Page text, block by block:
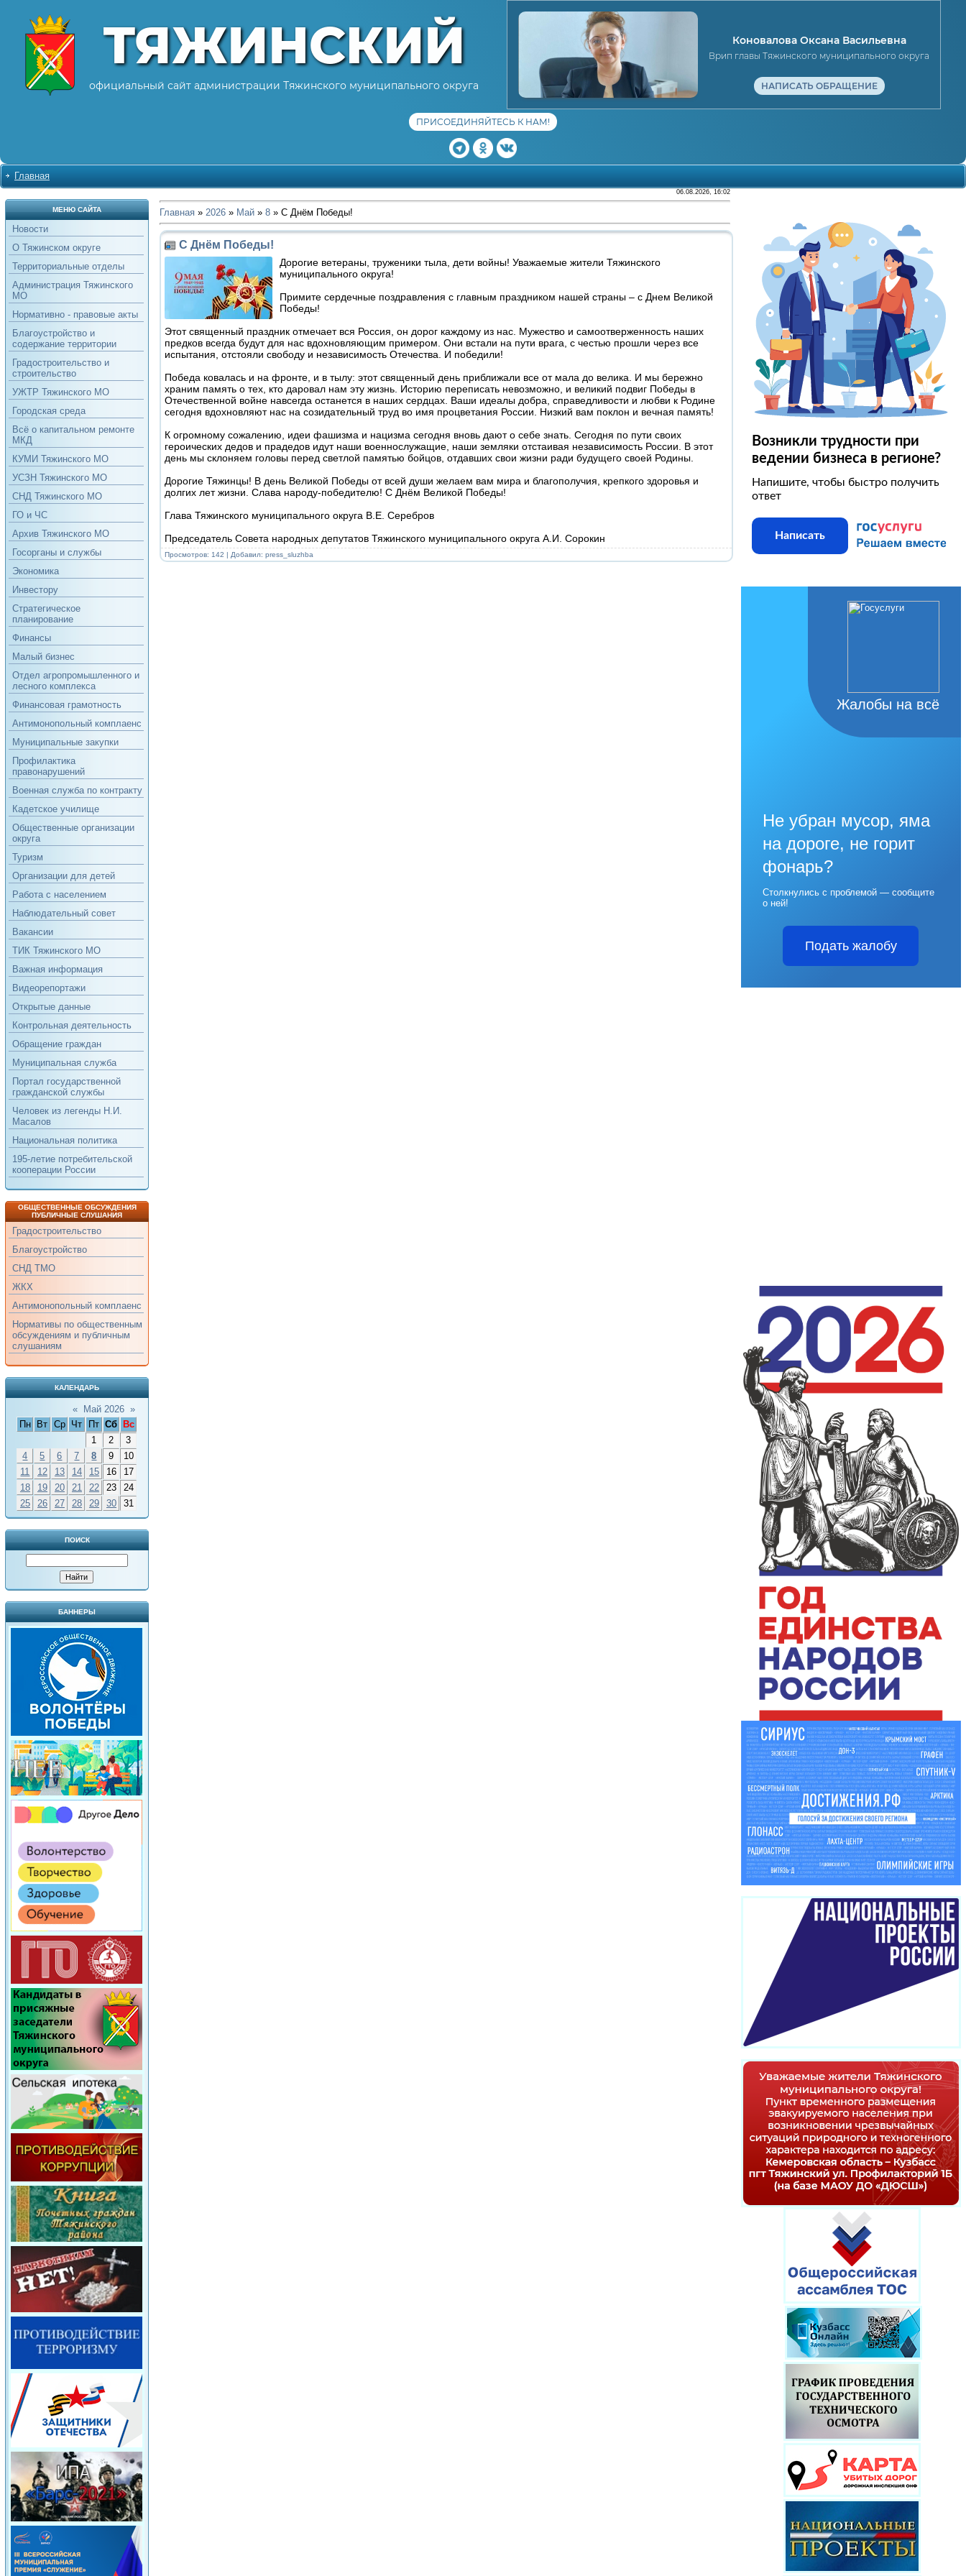
ТЯЖИНСКИЙ
официальный сайт администрации Тяжинского муниципального округа
Коновалова Оксана Васильевна
Врип главы Тяжинского муниципального округа
НАПИСАТЬ ОБРАЩЕНИЕ
ПРИСОЕДИНЯЙТЕСЬ К НАМ!
Главная
МЕНЮ САЙТА
Новости
О Тяжинском округе
Территориальные отделы
Администрация Тяжинского
МО
Нормативно - правовые акты
Благоустройство и
содержание территории
Градостроительство и
строительство
УЖТР Тяжинского МО
Городская среда
Всё о капитальном ремонте
МКД
КУМИ Тяжинского МО
УСЗН Тяжинского МО
СНД Тяжинского МО
ГО и ЧС
Архив Тяжинского МО
Госорганы и службы
Экономика
Инвестору
Стратегическое
планирование
Финансы
Малый бизнес
Отдел агропромышленного и
лесного комплекса
Финансовая грамотность
Антимонопольный комплаенс
Муниципальные закупки
Профилактика
правонарушений
Военная служба по контракту
Кадетское училище
Общественные организации
округа
Туризм
Организации для детей
Работа с населением
Наблюдательный совет
Вакансии
ТИК Тяжинского МО
Важная информация
Видеорепортажи
Открытые данные
Контрольная деятельность
Обращение граждан
Муниципальная служба
Портал государственной
гражданской службы
Человек из легенды Н.И.
Масалов
Национальная политика
195-летие потребительской
кооперации России
ОБЩЕСТВЕННЫЕ ОБСУЖДЕНИЯ
ПУБЛИЧНЫЕ СЛУШАНИЯ
Градостроительство
Благоустройство
СНД ТМО
ЖКХ
Антимонопольный комплаенс
Нормативы по общественным
обсуждениям и публичным
слушаниям
КАЛЕНДАРЬ
« Май 2026 »
Пн
Вт Ср Чт Пт Сб
Вс
1
2
3
4
5 6 7 8 9
10
11
12 13 14 15 16
17
18
19 20 21 22 23
24
25
26 27 28 29 30 31
ПОИСК
БАННЕРЫ
06.08.2026, 16:02
Главная» 2026 » Май » 8» С Днём Победы!
С Днём Победы!
Дорогие ветераны, труженики тыла, дети войны! Уважаемые жители Тяжинского
муниципального округа!
Примите сердечные поздравления с главным праздником нашей страны – с Днем Великой
Победы!
Этот священный праздник отмечает вся Россия, он дорог каждому из нас. Мужество и самоотверженность наших
предков всегда будут для нас вдохновляющим примером. Они встали на пути врага, с честью прошли через все
испытания, отстояли свободу и независимость Отечества. И победили!
Победа ковалась и на фронте, и в тылу: этот священный день приближали все от мала до велика. И мы бережно
храним память о тех, кто даровал нам эту жизнь. Историю переписать невозможно, и великий подвиг Победы в
Отечественной войне навсегда останется в наших сердцах. Ваши идеалы добра, справедливости и любви к Родине
сегодня вдохновляют нас на созидательный труд во имя процветания России. Низкий вам поклон и вечная память!
К огромному сожалению, идеи фашизма и нацизма сегодня вновь дают о себе знать. Сегодня по пути своих
героических дедов и прадедов идут наши военнослужащие, наши земляки отстаивая независимость России. В этот
день мы склоняем головы перед светлой памятью бойцов, отдавших свои жизни ради будущего своей Родины.
Дорогие Тяжинцы! В день Великой Победы от всей души желаем вам мира и благополучия, крепкого здоровья и
долгих лет жизни. Слава народу-победителю! С Днём Великой Победы!
Глава Тяжинского муниципального округа В.Е. Серебров
Председатель Совета народных депутатов Тяжинского муниципального округа А.И. Сорокин
Просмотров: 142 | Добавил: press_sluzhba
Возникли трудности при
ведении бизнеса в регионе?
Напишите, чтобы быстро получить
ответ
Написать
Жалобы на всё
Не убран мусор, яма
на дороге, не горит
фонарь?
Столкнулись с проблемой — сообщите
о ней!
Подать жалобу